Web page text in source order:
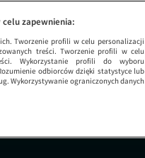
zapewnienia:
Tworzenie profili w celu personalizacji
treści. Tworzenie profili w celu
Wykorzystanie profili do wyboru
odbiorców dzięki statystyce lub
Wykorzystywanie ograniczonych danych